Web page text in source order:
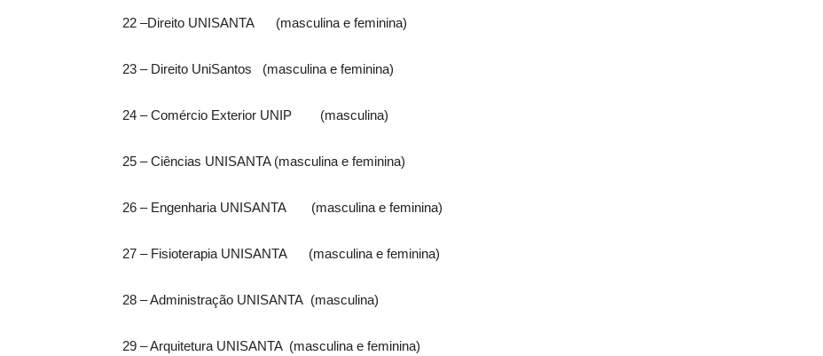
22 –Direito UNISANTA (masculina e feminina)
23 – Direito UniSantos (masculina e feminina)
24 – Comércio Exterior UNIP (masculina)
25 – Ciências UNISANTA (masculina e feminina)
26 – Engenharia UNISANTA (masculina e feminina)
27 – Fisioterapia UNISANTA (masculina e feminina)
28 – Administração UNISANTA (masculina)
29 – Arquitetura UNISANTA (masculina e feminina)